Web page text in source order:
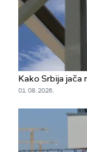
Kako Srbija jača
01. 08. 2026.